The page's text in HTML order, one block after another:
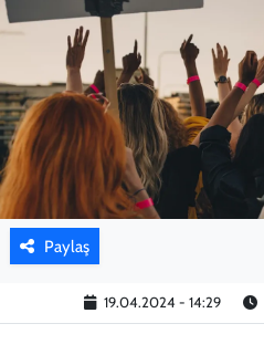
Paylaş
19.04.2024 - 14:29
SPOR
KADIN
YAZARLAR
Haber Arşivi